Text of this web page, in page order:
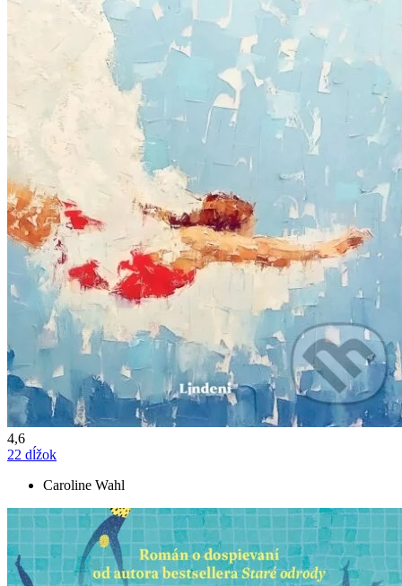
4,6
22 dĺžok
Caroline Wahl